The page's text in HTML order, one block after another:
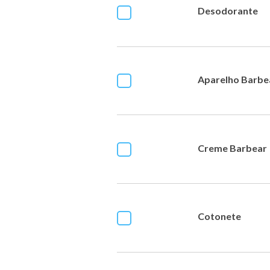
Desodorante
Aparelho
Creme Barbear
Cotonete